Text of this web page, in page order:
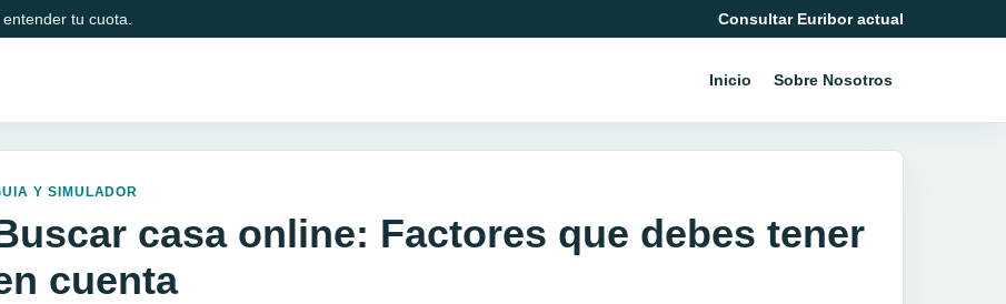
tu cuota. Consultar Euribor actual
Inicio Sobre Nosotros
Y SIMULADOR
casa online: Factores que debes tener
cuenta